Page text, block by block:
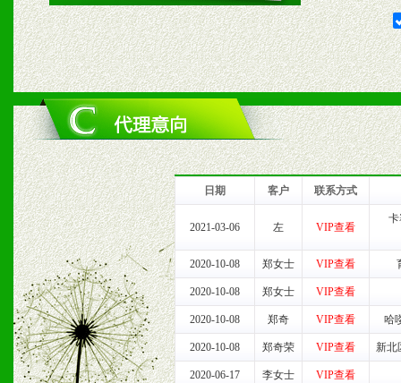
2、对于临期，滞销品给予
六、服务优势
1、完善的信息服务咨询中
我们将及时回复您的疑问。
2、售后服务：突发性产品
以及时受理记录并合理妥
3、我们时刻整理各区销售
时收编销售效果显着的案
日期 客户 联系方式
2021-03-06 左 VIP查看
2020-10-08 郑女士 VIP查看
2020-10-08 郑女士 VIP查看
2020-10-08 郑奇 VIP查看 哈
2020-10-08 郑奇荣 VIP查看 新北
2020-06-17 李女士 VIP查看